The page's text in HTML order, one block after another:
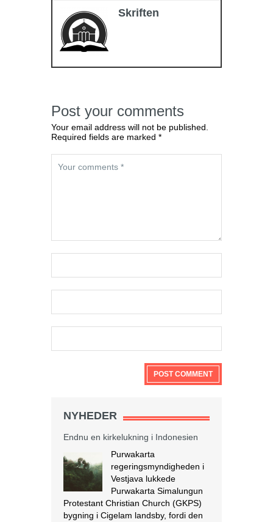
Skriften
Post your comments
Your email address will not be published.
Required fields are marked *
NYHEDER
Endnu en kirkelukning i Indonesien
Purwakarta
regeringsmyndigheden i
Vestjava lukkede
Purwakarta Simalungun
Protestant Christian Church (GKPS)
bygning i Cigelam landsby, fordi den